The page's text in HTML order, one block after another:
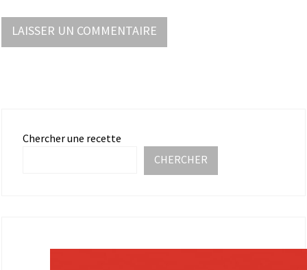
Chercher une recette
CHERCHER